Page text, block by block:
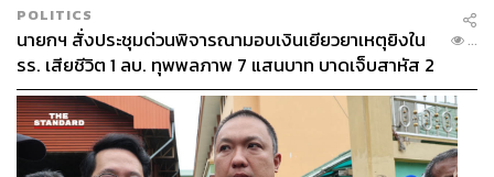
ศิลปิน
คิมเบอร์ลี่ แอน โวลเทมัส
Jisoo BLACKPINK
แฟชั่นโชว์ (Fashion Show)
Dior
Yoyo Cao
Anna Wintour
Christine Centenera
POLITICS
นายกฯ สั่งประชุมด่วนพิจารณามอบเงินเยียวยาเหตุยิงใน
รร. เสียชีวิต 1 ลบ. ทุพพลภาพ 7 แสนบาท บาดเจ็บสาหัส 2
แสนบาท บาดเจ็บเล็กน้อย 1 แสนบาท
...